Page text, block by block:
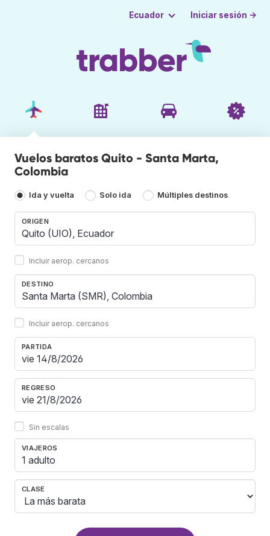
Ecuador Iniciar sesión →
Vuelos baratos Quito - Santa Marta,
Colombia
Ida y vuelta Solo ida Múltiples destinos
ORIGEN
Incluir aerop. cercanos
DESTINO
Incluir aerop. cercanos
PARTIDA
REGRESO
Sin escalas
VIAJEROS
1 adulto
CLASE